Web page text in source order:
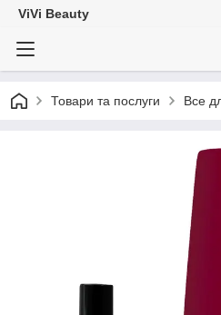
ViVi Beauty
Товари та послуги Все